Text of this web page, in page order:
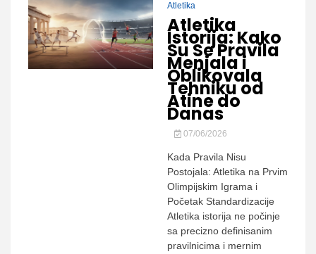
Atletika
Atletika
Istorija: Kako
Su Se Pravila
Menjala i
Oblikovala
Tehniku od
Atine do
Danas
07/06/2026
Kada Pravila Nisu
Postojala: Atletika na Prvim
Olimpijskim Igrama i
Početak Standardizacije
Atletika istorija ne počinje
sa precizno definisanim
pravilnicima i mernim